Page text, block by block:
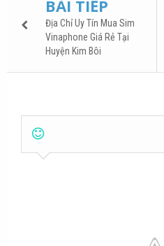
BÀI TIẾP
Địa Chỉ Uy Tín Mua Sim
Vinaphone Giá Rẻ Tại
Huyện Kim Bôi